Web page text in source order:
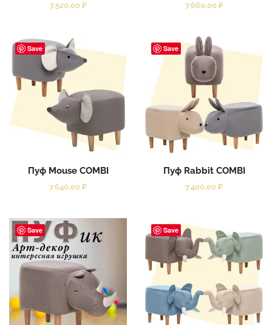
7.520,00 ₽ 7.660,00 ₽
Save
Пуф Mouse COMBI
7.640,00 ₽
Save
Пуф Rabbit COMBI
7.400,00 ₽
Save Save